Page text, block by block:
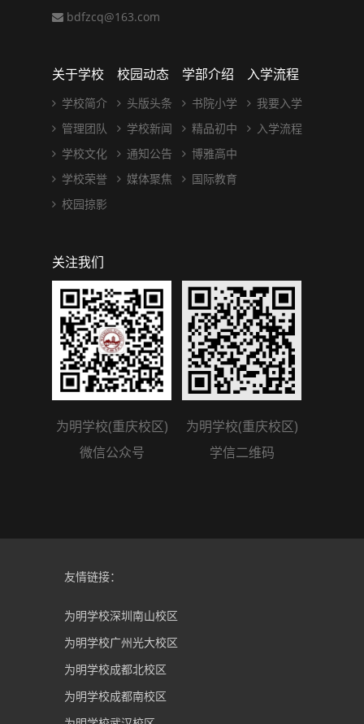
bdfzcq@163.com
关于学校
学校简介
管理团队
学校文化
学校荣誉
校园掠影
校园动态
头版头条
学校新闻
通知公告
媒体聚焦
学部介绍
书院小学
精品初中
博雅高中
国际教育
入学流程
我要入学
入学流程
关注我们
为明学校(重庆校区)
微信公众号
为明学校(重庆校区)
学信二维码
友情链接：
为明学校深圳南山校区
为明学校广州光大校区
为明学校成都北校区
为明学校成都南校区